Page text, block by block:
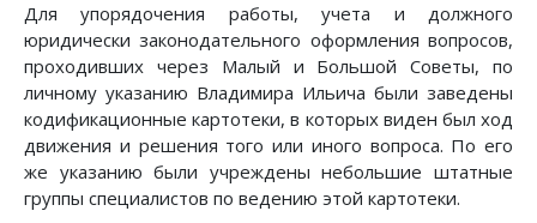
Для упорядочения работы, учета и должного
юридически законодательного оформления вопросов,
проходивших через Малый и Большой Советы, по
личному указанию Владимира Ильича были заведены
кодификационные картотеки, в которых виден был ход
движения и решения того или иного вопроса. По его
же указанию были учреждены небольшие штатные
группы специалистов по ведению этой картотеки.